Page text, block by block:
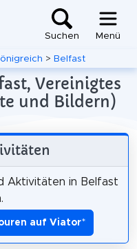
Suchen Menü
> Belfast
Vereinigtes
und Bildern)
Aktivitäten in Belfast
auf Viator*